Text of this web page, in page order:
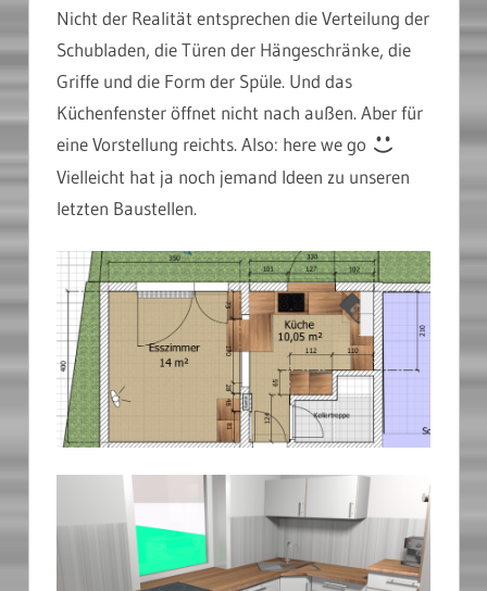
Nicht der Realität entsprechen die Verteilung der
Schubladen, die Türen der Hängeschränke, die
Griffe und die Form der Spüle. Und das
Küchenfenster öffnet nicht nach außen. Aber für
eine Vorstellung reichts. Also: here we go
Vielleicht hat ja noch jemand Ideen zu unseren
letzten Baustellen.